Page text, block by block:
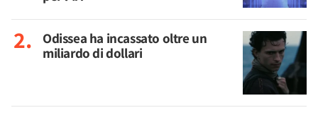
Odissea ha incassato oltre un
miliardo di dollari